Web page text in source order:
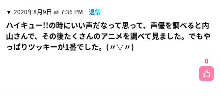
2020年8月9日 at 7:36 PM 返信
ハイキュー!!の時にいい声だなって思って、声優を調べると内
山さんで、その後たくさんのアニメを調べて見ました。でもや
っぱりツッキーが1番でした。(〃▽〃)
0